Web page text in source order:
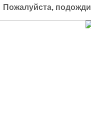
Пожалуйста,